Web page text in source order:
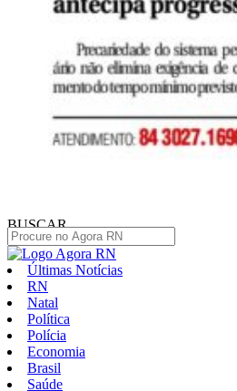
BUSCAR
Últimas Notícias
RN
Natal
Política
Polícia
Economia
Brasil
Saúde